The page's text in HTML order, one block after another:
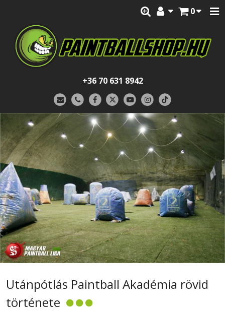
0
+36 70 631 8942
Utánpótlás Paintball Akadémia rövid
története